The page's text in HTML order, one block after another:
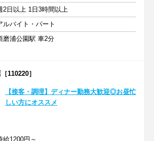
2日以上 1日3時間以上
ルバイト・パート
磨浦公園駅 車2分
110220］
【接客・調理】ディナー勤務大歓迎◎お昼忙
しい方にオススメ
給1200円～